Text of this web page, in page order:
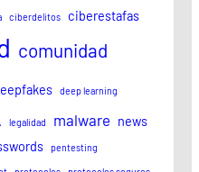
ciberdelitos ciberestafas
comunidad
deep learning
legalidad malware news
pentesting